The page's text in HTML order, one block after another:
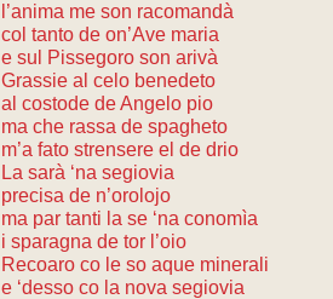
l’anima me son racomandà
col tanto de on’Ave maria
e sul Pissegoro son arivà
Grassie al celo benedeto
al costode de Angelo pio
ma che rassa de spagheto
m’a fato strensere el de drio
La sarà ‘na segiovia
precisa de n’orolojo
ma par tanti la se ‘na conomìa
i sparagna de tor l’oio
Recoaro co le so aque minerali
e ‘desso co la nova segiovia